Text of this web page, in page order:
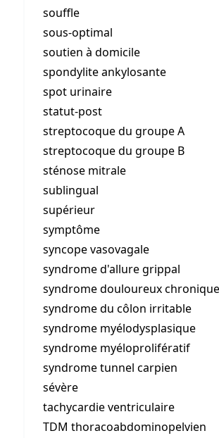
souffle
sous-optimal
soutien à domicile
spondylite ankylosante
spot urinaire
statut-post
streptocoque du groupe A
streptocoque du groupe B
sténose mitrale
sublingual
supérieur
symptôme
syncope vasovagale
syndrome d'allure grippal
syndrome douloureux chronique
syndrome du côlon irritable
syndrome myélodysplasique
syndrome myéloprolifératif
syndrome tunnel carpien
sévère
tachycardie ventriculaire
TDM thoracoabdominopelvien